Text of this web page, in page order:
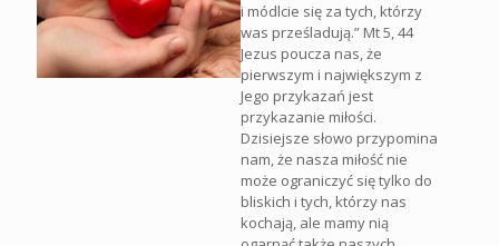
i módlcie się za tych, którzy
was prześladują.” Mt 5, 44
Jezus poucza nas, że
pierwszym i największym z
Jego przykazań jest
przykazanie miłości.
Dzisiejsze słowo przypomina
nam, że nasza miłość nie
może ograniczyć się tylko do
bliskich i tych, którzy nas
kochają, ale mamy nią